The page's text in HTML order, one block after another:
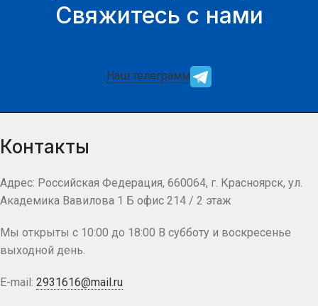
Свяжитесь с нами
Наш телеграмм
Контакты
Адрес: Российская Федерация, 660064, г. Красноярск, ул.
Академика Вавилова 1 Б офис 214 / 2 этаж
Мы открыты с 10:00 до 18:00 В субботу и воскресенье
выходной день.
E-mail: 2931616@mail.ru